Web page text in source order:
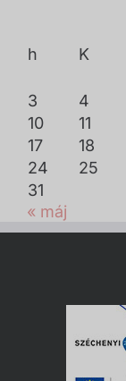
h
K
3
4
10
11
17
18
24
25
31
« máj